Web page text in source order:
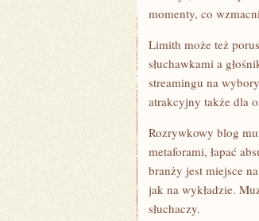
momenty, co
Limith może też
słuchawkami a
streamingu na
atrakcyjny także dla
Rozrywkowy blog
metaforami, łapać
branży jest miejsce
jak na wykładzie.
słuchaczy.